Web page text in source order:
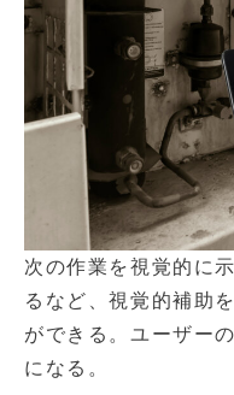
次の作業を視覚的に
るなど、視覚的補助
ができる。ユーザー
になる。